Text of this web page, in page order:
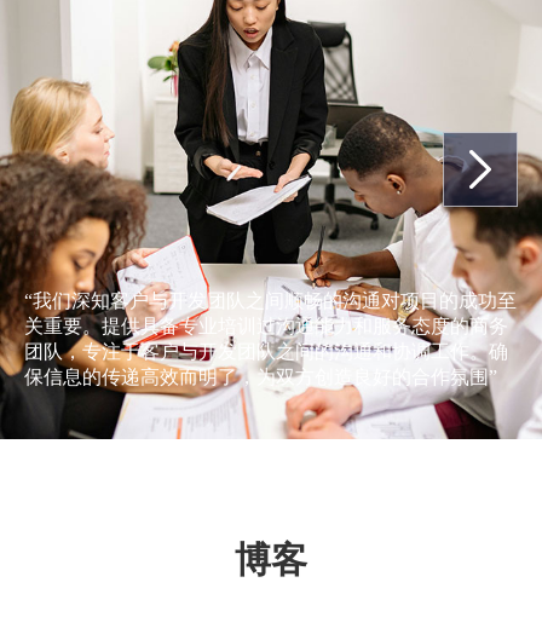
“我们深知客户与开发团队之间顺畅的沟通对项目的成功至
关重要。提供具备专业培训过沟通能力和服务态度的商务
团队，专注于客户与开发团队之间的沟通和协调工作。确
保信息的传递高效而明了，为双方创造良好的合作氛围”
博客